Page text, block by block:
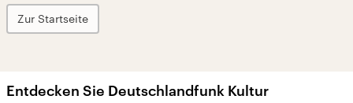
Zur Startseite
Entdecken Sie Deutschlandfunk Kultur